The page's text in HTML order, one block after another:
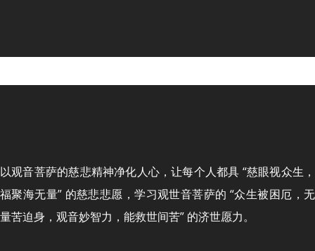
以观音菩萨的慈悲精神净化人心，让每个人都具 “慈眼视众生，
福聚海无量” 的慈悲悲愿，学习观世音菩萨的 “众生被困厄，无
量苦迫身，观音妙智力，能救世间苦” 的济世愿力。